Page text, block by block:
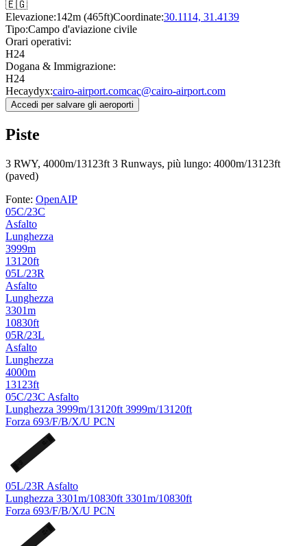
🇪🇬
Elevazione:142m (465ft)Coordinate:30.1114, 31.4139
Tipo:Campo d'aviazione civile
Orari operativi:
H24
Dogana & Immigrazione:
H24
Hecaydyx:cairo-airport.comcac@cairo-airport.com
Accedi per salvare gli aeroporti
Piste
3 RWY, 4000m/13123ft 3 Runways, più lungo: 4000m/13123ft
(paved)
Fonte: OpenAIP
05C/23C
Asfalto
Lunghezza
3999m
13120ft
05L/23R
Asfalto
Lunghezza
3301m
10830ft
05R/23L
Asfalto
Lunghezza
4000m
13123ft
05C/23C Asfalto
Lunghezza 3999m/13120ft 3999m/13120ft
Forza 693/F/B/X/U PCN
05L/23R Asfalto
Lunghezza 3301m/10830ft 3301m/10830ft
Forza 693/F/B/X/U PCN